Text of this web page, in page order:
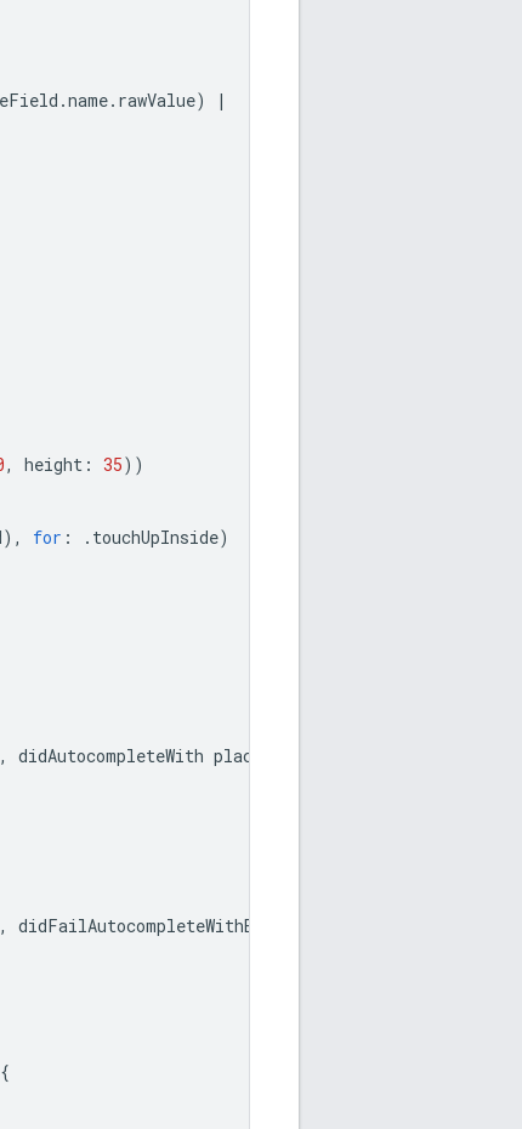
.name. rawValue)
|
, height : 35))
), for : . touchUpInside)
, didAutocompleteWith place
, didFailAutocompleteWithError
{